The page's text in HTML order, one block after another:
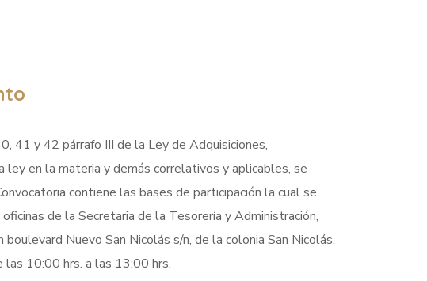
41 y 42 párrafo III de la Ley de Adquisiciones,
en la materia y demás correlativos y aplicables, se
contiene las bases de participación la cual se
de la Secretaria de la Tesorería y Administración,
Nuevo San Nicolás s/n, de la colonia San Nicolás,
10:00 hrs. a las 13:00 hrs.